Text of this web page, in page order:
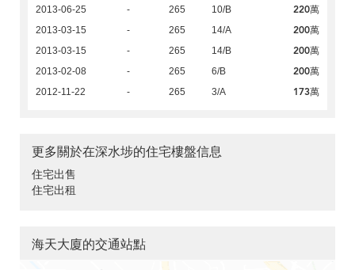
2013-06-25 - 265 10/B 220萬
2013-03-15 - 265 14/A 200萬
2013-03-15 - 265 14/B 200萬
2013-02-08 - 265 6/B 200萬
2012-11-22 - 265 3/A 173萬
更多關於在深水埗的住宅樓盤信息
住宅出售
住宅出租
海天大廈的交通站點